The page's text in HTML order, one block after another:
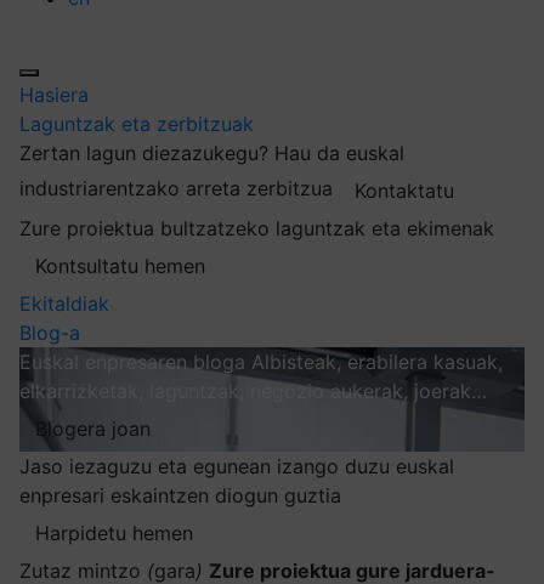
Hasiera
Laguntzak eta zerbitzuak
Zertan lagun diezazukegu? Hau da euskal
industriarentzako arreta zerbitzua
Kontaktatu
Zure proiektua bultzatzeko laguntzak eta ekimenak
Kontsultatu hemen
Ekitaldiak
Blog-a
Euskal enpresaren bloga Albisteak, erabilera kasuak,
elkarrizketak, laguntzak, negozio aukerak, joerak…
Blogera joan
Jaso iezaguzu eta egunean izango duzu euskal
enpresari eskaintzen diogun guztia
Harpidetu hemen
Zutaz mintzo (gara) Zure proiektua gure jarduera-